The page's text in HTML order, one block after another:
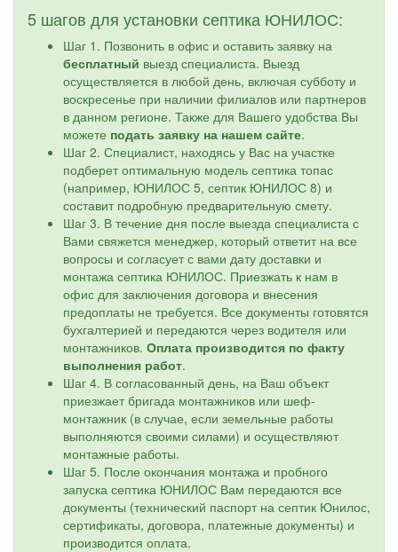
5 шагов для установки септика ЮНИЛОС:
Шаг 1. Позвонить в офис и оставить заявку на
бесплатный выезд специалиста. Выезд
осуществляется в любой день, включая субботу и
воскресенье при наличии филиалов или партнеров
в данном регионе. Также для Вашего удобства Вы
можете подать заявку на нашем сайте.
Шаг 2. Специалист, находясь у Вас на участке
подберет оптимальную модель септика топас
(например, ЮНИЛОС 5, септик ЮНИЛОС 8) и
составит подробную предварительную смету.
Шаг 3. В течение дня после выезда специалиста с
Вами свяжется менеджер, который ответит на все
вопросы и согласует с вами дату доставки и
монтажа септика ЮНИЛОС. Приезжать к нам в
офис для заключения договора и внесения
предоплаты не требуется. Все документы готовятся
бухгалтерией и передаются через водителя или
монтажников. Оплата производится по факту
выполнения работ.
Шаг 4. В согласованный день, на Ваш объект
приезжает бригада монтажников или шеф-
монтажник (в случае, если земельные работы
выполняются своими силами) и осуществляют
монтажные работы.
Шаг 5. После окончания монтажа и пробного
запуска септика ЮНИЛОС Вам передаются все
документы (технический паспорт на септик Юнилос,
сертификаты, договора, платежные документы) и
производится оплата.